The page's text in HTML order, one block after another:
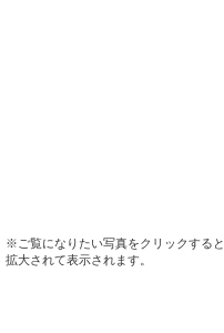
※ご覧になりたい写真をクリックすると
拡大されて表示されます。